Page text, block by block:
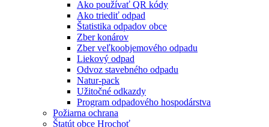
Ako používať QR kódy
Ako triediť odpad
Štatistika odpadov obce
Zber konárov
Zber veľkoobjemového odpadu
Liekový odpad
Odvoz stavebného odpadu
Natur-pack
Užitočné odkazdy
Program odpadového hospodárstva
Požiarna ochrana
Štatút obce Hrochoť